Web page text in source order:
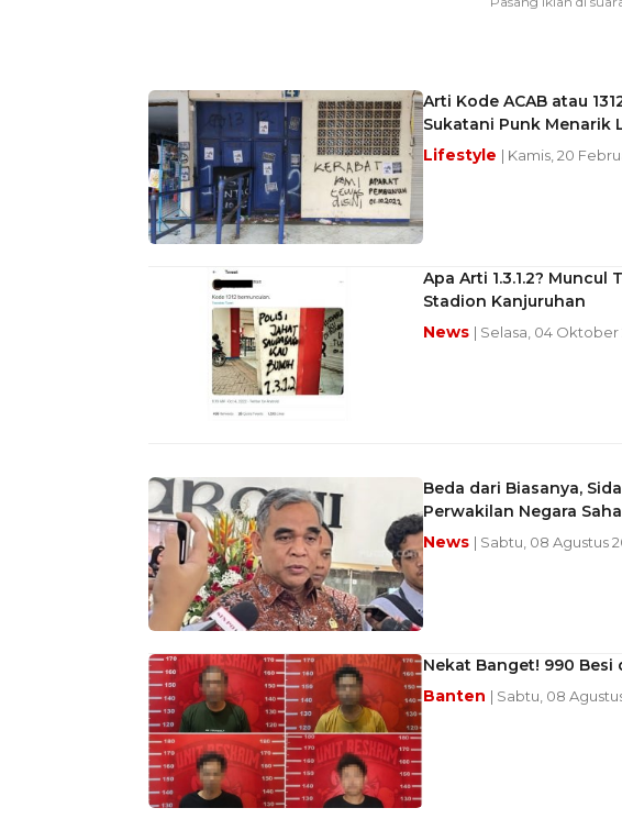
Arti Kode ACAB atau
Sukatani Punk Menarik
Lifestyle | Kamis, 20
Apa Arti 1.3.1.2?
Stadion Kanjuruhan
News | Selasa, 04 Oktober
Beda dari Biasanya,
Perwakilan Negara
News | Sabtu, 08 Agustus
Nekat Banget! 990 Besi
Banten | Sabtu, 08